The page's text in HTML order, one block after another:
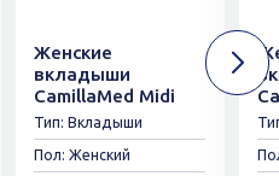
Женские
вкладыши
CamillaMed Midi
Тип: Вкладыши
Пол: Женский